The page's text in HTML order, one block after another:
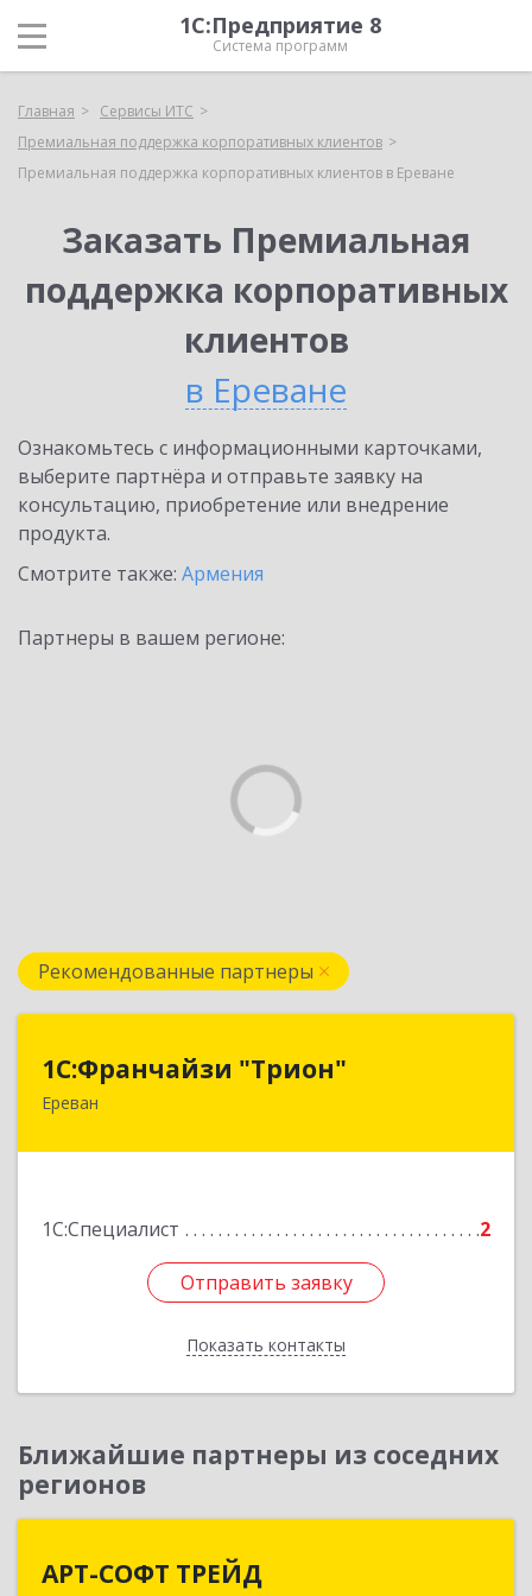
1С:Предприятие 8
Система программ
Главная
Сервисы ИТС
Премиальная поддержка корпоративных клиентов
Премиальная поддержка корпоративных клиентов в Ереване
Заказать Премиальная
поддержка корпоративных
клиентов
в Ереване
Ознакомьтесь с информационными карточками,
выберите партнёра и отправьте заявку на
консультацию, приобретение или внедрение
продукта.
Смотрите также: Армения
Партнеры в вашем регионе:
Рекомендованные партнеры
1С:Франчайзи "Трион"
Ереван
1С:Специалист 2
Отправить заявку
Показать контакты
1С:Франчайзи "Трион"
Армения, Ереван, ул. Наири Заряна 73/1, 2 этаж
Отправить заявку
Назад
Ближайшие партнеры из соседних
регионов
АРТ-СОФТ ТРЕЙД